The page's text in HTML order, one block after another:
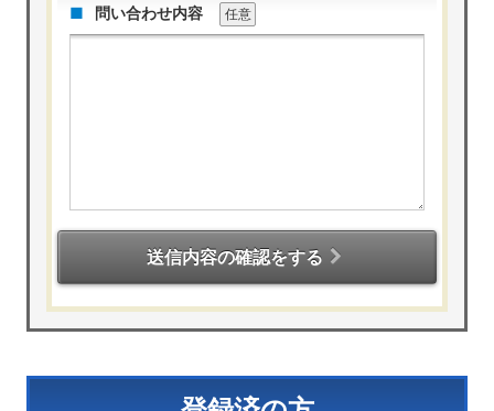
問い合わせ内容 任意
送信内容の確認をする